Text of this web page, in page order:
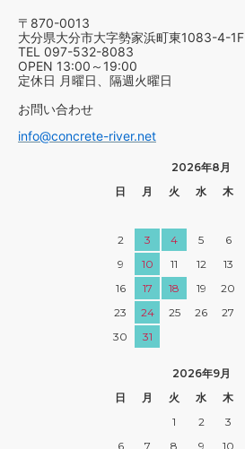
〒870-0013
大分県大分市大字勢家浜町東1083-4-1F
TEL 097-532-8083
OPEN 13:00～19:00
定休日 月曜日、隔週火曜日
お問い合わせ
info@concrete-river.net
2026年8月
日
月 火 水 木
2
3 4 5 6
9
10 11 12 13
16
17 18 19 20
23
24 25 26 27
30
31
2026年9月
日
月 火 水 木
1
2 3
6
7 8 9 10